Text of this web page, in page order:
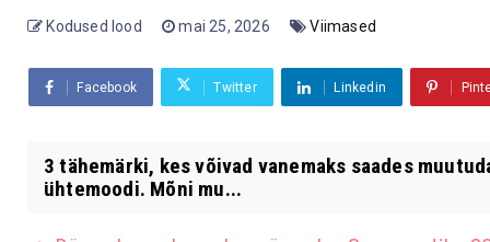
Kodused lood mai 25, 2026 Viimased
Facebook Twitter Linkedin
3 tähemärki, kes võivad vanemaks saades
ühtemoodi. Mõni mu...